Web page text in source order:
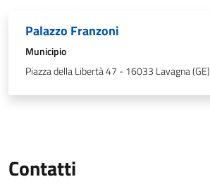
Palazzo Franzoni
Municipio
Piazza della Libertà 47 - 16033 Lavagna (GE)
Contatti